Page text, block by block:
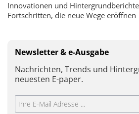
Innovationen und
Fortschritten, die neue Wege eröffnen
Newsletter & e-Ausgabe
Nachrichten, Trends und
neuesten E-paper.